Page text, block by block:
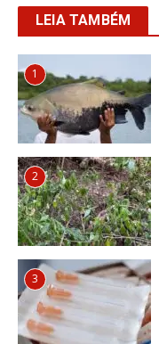
LEIA TAMBÉM
1
2
3